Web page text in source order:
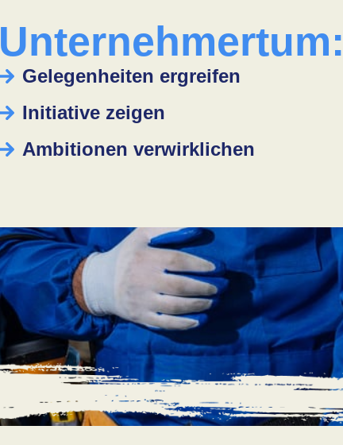
Unternehmertum:
Gelegenheiten ergreifen
Initiative zeigen
Ambitionen verwirklichen